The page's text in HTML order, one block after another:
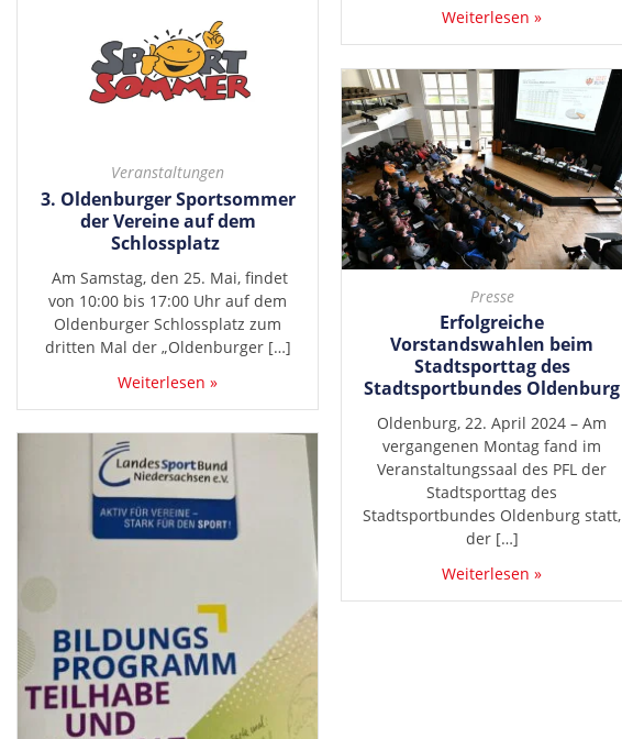
Weiterlesen »
Veranstaltungen
3. Oldenburger Sportsommer
der Vereine auf dem
Schlossplatz
Am Samstag, den 25. Mai, findet
von 10:00 bis 17:00 Uhr auf dem
Oldenburger Schlossplatz zum
dritten Mal der „Oldenburger […]
Weiterlesen »
Presse
Erfolgreiche
Vorstandswahlen beim
Stadtsporttag des
Stadtsportbundes Oldenburg
Oldenburg, 22. April 2024 – Am
vergangenen Montag fand im
Veranstaltungssaal des PFL der
Stadtsporttag des
Stadtsportbundes Oldenburg statt,
der […]
Weiterlesen »